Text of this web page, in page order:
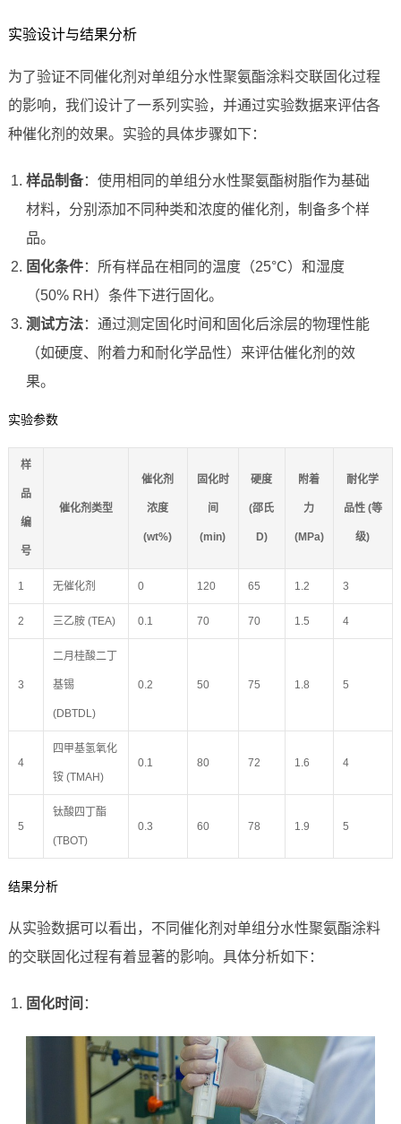
实验设计与结果分析
为了验证不同催化剂对单组分水性聚氨酯涂料交联固化过程
的影响，我们设计了一系列实验，并通过实验数据来评估各
种催化剂的效果。实验的具体步骤如下：
样品制备：使用相同的单组分水性聚氨酯树脂作为基础
材料，分别添加不同种类和浓度的催化剂，制备多个样
品。
固化条件：所有样品在相同的温度（25°C）和湿度
（50% RH）条件下进行固化。
测试方法：通过测定固化时间和固化后涂层的物理性能
（如硬度、附着力和耐化学品性）来评估催化剂的效
果。
实验参数
样
品
编
号
催化剂类型
催化剂
浓度
(wt%)
固化时
间
(min)
硬度
(邵氏
D)
附着
力
(MPa)
耐化学
品性 (等
级)
1 无催化剂 0 120 65 1.2 3
2 三乙胺 (TEA) 0.1 70 70 1.5 4
3
二月桂酸二丁
基锡
(DBTDL)
0.2 50 75 1.8 5
4
四甲基氢氧化
铵 (TMAH)
0.1 80 72 1.6 4
5
钛酸四丁酯
(TBOT)
0.3 60 78 1.9 5
结果分析
从实验数据可以看出，不同催化剂对单组分水性聚氨酯涂料
的交联固化过程有着显著的影响。具体分析如下：
固化时间 ：